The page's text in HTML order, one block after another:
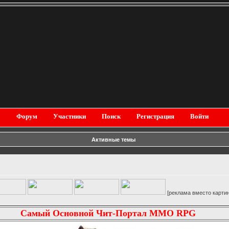
Форум Участники Поиск Регистрация Войти
Активные темы
[реклама вместо картинки]
Самый Основной Чит-Портал MMO RPG